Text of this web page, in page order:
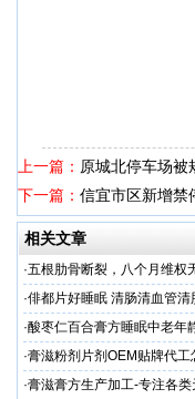
上一篇： 原城北停车场被
下一篇： 信宜市区新增禁
相关文章
·五根肋骨断裂，八个月维权
伤，谁该负责？
·俳都片好睡眠 清肠清血管
·酸枣仁百合膏方睡眠中老年
厂
·膏滋粉剂片剂OEM贴牌代
·膏滋膏方生产加工-专注各